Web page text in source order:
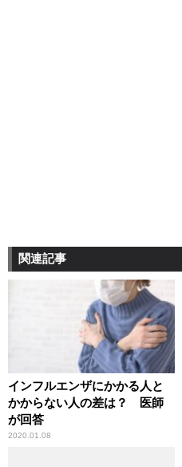
関連記事
インフルエンザにかかる人と
かからない人の差は？ 医師
が回答
2020.01.08